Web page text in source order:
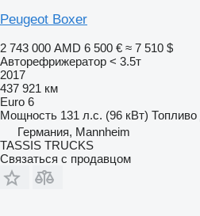
Peugeot Boxer
2 743 000 AMD 6 500 € ≈ 7 510 $
Авторефрижератор < 3.5т
2017
437 921 км
Euro 6
Мощность 131 л.с. (96 кВт) Топливо
Германия, Mannheim
TASSIS TRUCKS
Связаться с продавцом